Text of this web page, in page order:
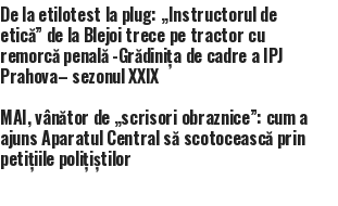
De la etilotest la plug: „Instructorul de
etică” de la Blejoi trece pe tractor cu
remorcă penală -Grădinița de cadre a IPJ
Prahova– sezonul XXIX
MAI, vânător de „scrisori obraznice”: cum a
ajuns Aparatul Central să scotocească prin
petițiile polițiștilor